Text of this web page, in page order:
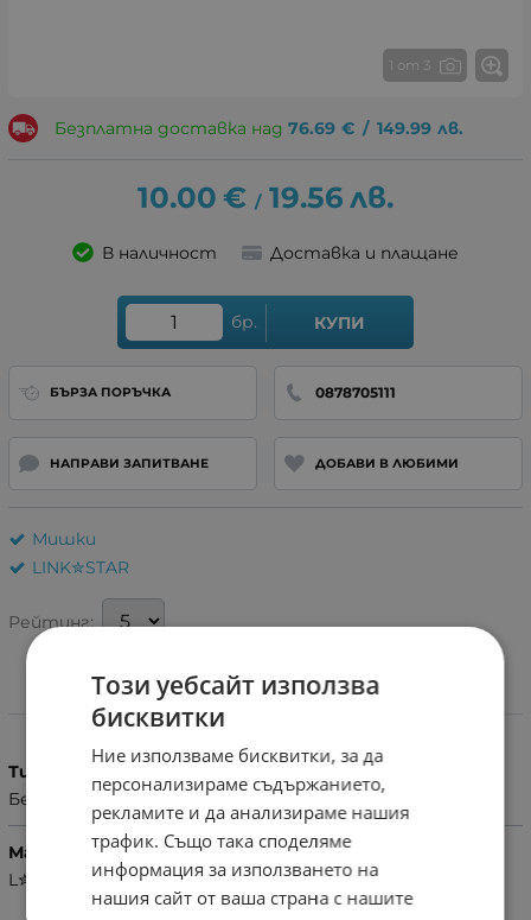
1 от 3
Безплатна доставка над 76.69 € / 149.99 лв.
10.00 € / 19.56 лв.
В наличност Доставка и плащане
бр. КУПИ
БЪРЗА ПОРЪЧКА 0878705111
НАПРАВИ ЗАПИТВАНЕ ДОБАВИ В ЛЮБИМИ
Мишки
LINK✮STAR
Рейтинг:
Характеристики
Тип
Безжични
Марка
L✮Star
Този уебсайт използва
бисквитки
Ние използваме бисквитки, за да
персонализираме съдържанието,
рекламите и да анализираме нашия
трафик. Също така споделяме
информация за използването на
нашия сайт от ваша страна с нашите